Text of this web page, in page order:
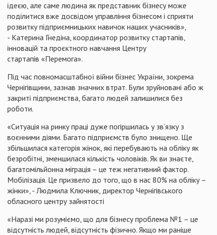
ідеєю, але саме людина як представник бізнесу може
поділитися вже досвідом управління бізнесом і сприяти
розвитку підприємницьких навичок наших учасників»,
- Катерина Гнедіна, координатор розвитку стартапів,
інновацій та проєктного навчання Центру
стартапів «Перемога».
Під час повномасштабної війни бізнес України, зокрема
Чернігівщини, зазнав значних втрат. Були зруйновані або ж
закриті підприємства, багато людей залишилися без
роботи.
«Ситуація на ринку праці дуже погіршилась у зв’язку з
воєнними діями. Багато підприємств було знищено. Ще
збільшилася категорія жінок, які перебувають на обліку як
безробітні, зменшилася кількість чоловіків. Як ви знаєте,
багатомільйонна міграція – це теж негативний фактор.
Мобілізація. Це призвело до того, що в нас 80% на обліку –
жінки», - Людмила Ключник, директор Чернігівського
обласного центру зайнятості
«Наразі ми розуміємо, що для бізнесу проблема №1 – це
відсутність людей, відсутність фізично. Якщо ми раніше